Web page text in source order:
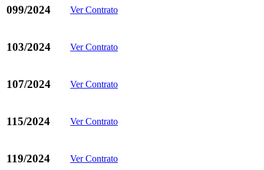
099/2024 Ver Contrato
103/2024 Ver Contrato
107/2024 Ver Contrato
115/2024 Ver Contrato
119/2024 Ver Contrato